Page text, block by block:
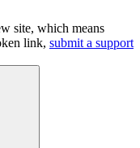
site, which means
link, submit a support